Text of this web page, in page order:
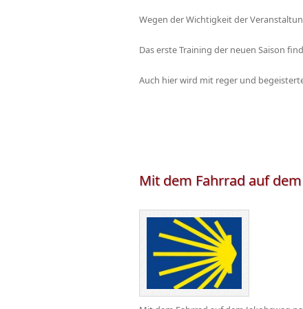
Wegen der Wichtigkeit der
Das erste Training der neuen Saison
Auch hier wird mit reger und
Mit dem Fahrrad auf